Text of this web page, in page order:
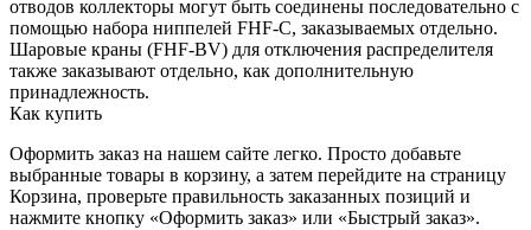
отводов коллекторы могут быть соединены последовательно с
помощью набора ниппелей FHF-C, заказываемых отдельно.
Шаровые краны (FHF-BV) для отключения распределителя
также заказывают отдельно, как дополнительную
принадлежность.
Как купить
Оформить заказ на нашем сайте легко. Просто добавьте
выбранные товары в корзину, а затем перейдите на страницу
Корзина, проверьте правильность заказанных позиций и
нажмите кнопку «Оформить заказ» или «Быстрый заказ».